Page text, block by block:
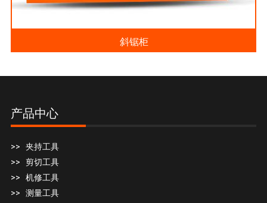
斜锯柜
产品中心
>> 夹持工具
>> 剪切工具
>> 机修工具
>> 测量工具